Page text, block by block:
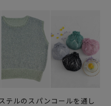
テルのスパンコールを通し